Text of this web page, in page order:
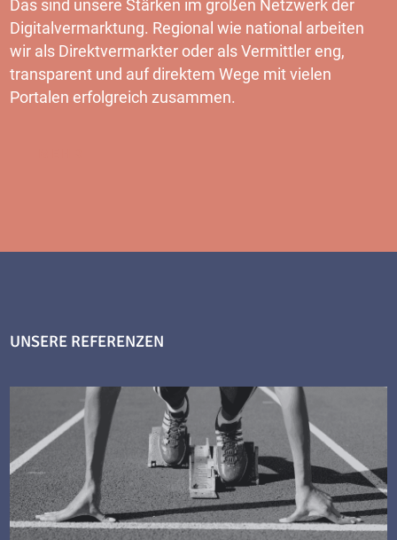
Das sind unsere Stärken im großen Netzwerk der
Digitalvermarktung. Regional wie national arbeiten
wir als Direktvermarkter oder als Vermittler eng,
transparent und auf direktem Wege mit vielen
Portalen erfolgreich zusammen.
UNSERE REFERENZEN